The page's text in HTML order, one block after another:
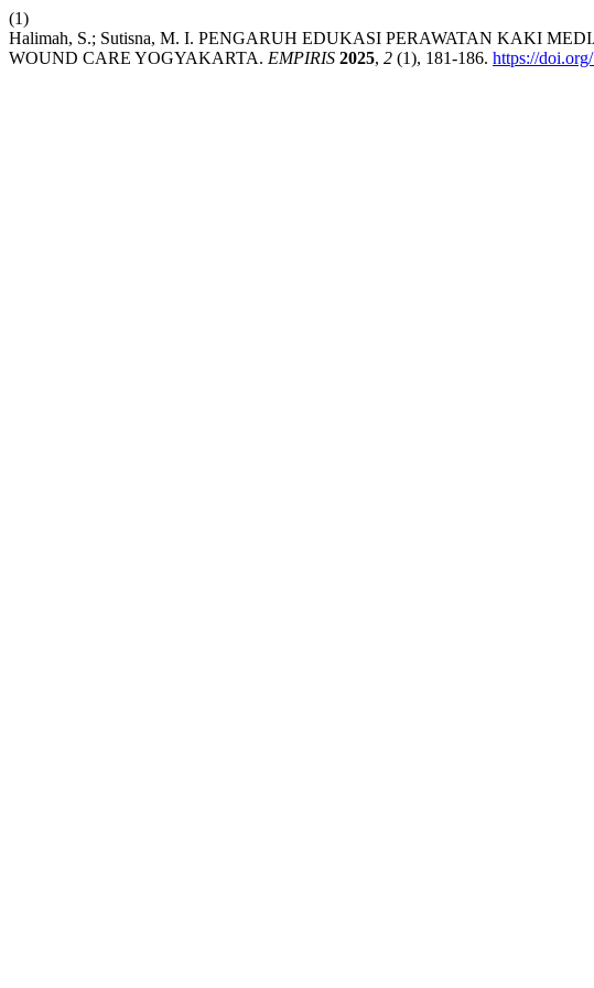
(1)
Halimah, S.; Sutisna, M. I. PENGARUH EDUKASI PERAWATAN KAKI
WOUND CARE YOGYAKARTA. EMPIRIS 2025, 2 (1), 181-186. https://